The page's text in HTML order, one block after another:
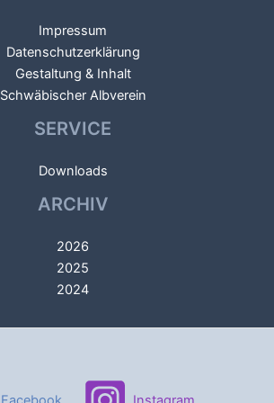
Impressum
Datenschutzerklärung
Gestaltung & Inhalt
Schwäbischer Albverein
SERVICE
Downloads
ARCHIV
2026
2025
2024